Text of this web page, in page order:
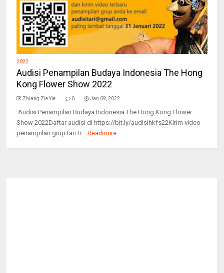
2022
Audisi Penampilan Budaya Indonesia The Hong
Kong Flower Show 2022
Zhiang Zie Yie 0 Jan 09, 2022
Audisi Penampilan Budaya Indonesia The Hong Kong Flower
Show 2022Daftar audisi di https://bit.ly/audisihkfs22Kirim video
penampilan grup tari tr... Readmore